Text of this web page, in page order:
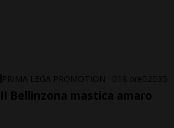
PRIMA LEGA PROMOTION 18 ore 2 35
Il Bellinzona mastica amaro